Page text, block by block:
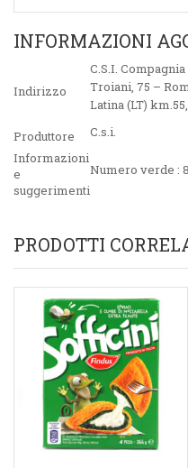
INFORMAZIONI
Indirizzo
C.S.I.
Troiani, 75 –
Latina (LT)
Produttore
C.s.i.
Informazioni
e
suggerimenti
Numero verde :
PRODOTTI